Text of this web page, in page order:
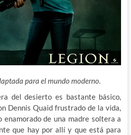
para el mundo moderno.
del desierto es bastante básico,
Dennis Quaid frustrado de la vida,
enamorado de una madre soltera a
que hay por allí y que está para